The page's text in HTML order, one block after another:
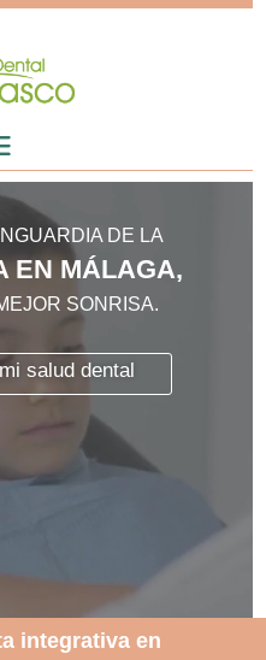
DE LA
EN MÁLAGA,
SONRISA.
salud dental
integrativa en